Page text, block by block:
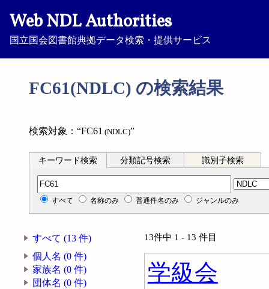
Web NDL Authorities
国立国会図書館典拠データ検索・提供サービス
FC61(NDLC) の検索結果
検索対象：“FC61 (NDLC)”
キーワード検索 分類記号検索 識別子検索
分類記号検索
すべて 名称のみ 普通件名のみ ジャンルのみ
すべて (13 件)
個人名 (0 件)
家族名 (0 件)
団体名 (0 件)
13件中 1 - 13 件目
学級会